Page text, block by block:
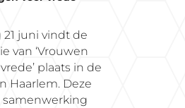
21 juni vindt de
van ‘Vrouwen
plaats in de
Haarlem. Deze
samenwerking